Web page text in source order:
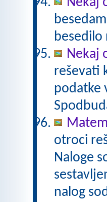
besedilo
Nekaj
reševati
podatke
otroci
Naloge
nalog